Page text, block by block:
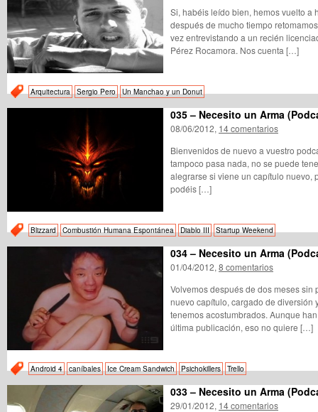
Si, habéis leído bien, hemos vuelto a
después de mucho tiempo
vez entrevistando a un recién
Pérez Rocamora. Nos cuenta […]
Arquitectura Sergio Pero Un Manchao y un Donut
035 – Necesito un Arma
08/06/2012, 14 comentarios
Bienvenidos de nuevo a vuestro
tampoco pasa nada, no se puede
alegrarse si viene un capítulo nuevo,
podéis […]
Blizzard Combustión Humana Espontánea Diablo III Startup Weekend
034 – Necesito un Arma
01/04/2012, 8 comentarios
Volvemos después de dos meses sin
nuevo capítulo, cargado de diversión
tenemos acostumbrados. Aunque
última publicación, eso no quiere […]
Android 4 caníbales Ice Cream Sandwich Psichokillers Trello
033 – Necesito un Arma
29/01/2012, 14 comentarios